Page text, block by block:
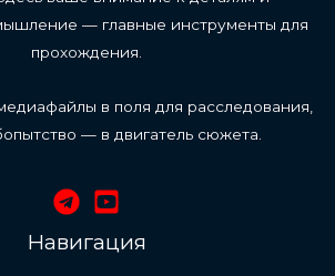
— главные инструменты для
прохождения.
в поля для расследования,
— в двигатель сюжета.
Навигация